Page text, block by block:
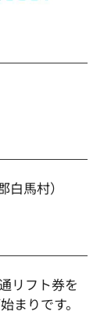
馬村）
リフト券を
まりです。